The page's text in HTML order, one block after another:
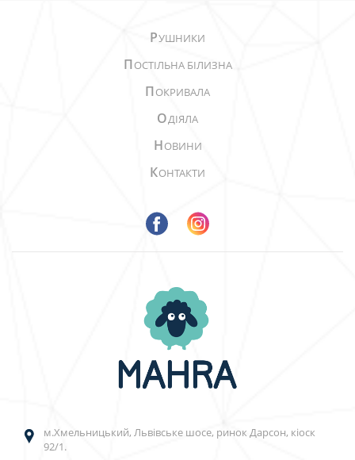
РУШНИКИ
ПОСТІЛЬНА БІЛИЗНА
ПОКРИВАЛА
ОДІЯЛА
НОВИНИ
КОНТАКТИ
м.Хмельницький, Львівське шосе, ринок Дарсон, кіоск
92/1.